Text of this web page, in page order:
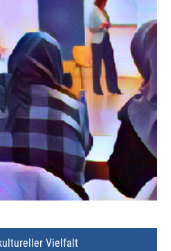
Vielfalt